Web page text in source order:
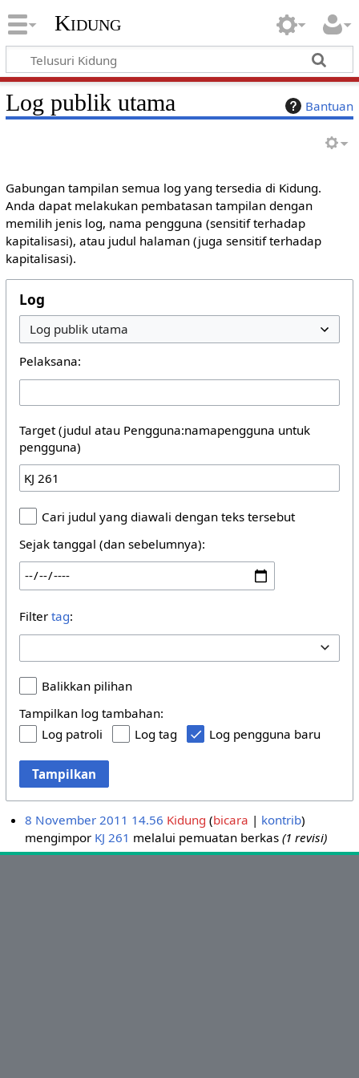
Kidung
Bantuan
Log publik utama
Gabungan tampilan semua log yang tersedia di Kidung.
Anda dapat melakukan pembatasan tampilan dengan
memilih jenis log, nama pengguna (sensitif terhadap
kapitalisasi), atau judul halaman (juga sensitif terhadap
kapitalisasi).
Log
Pelaksana:
Target (judul atau Pengguna:namapengguna untuk
pengguna)
Cari judul yang diawali dengan teks tersebut
Sejak tanggal (dan sebelumnya):
Filter tag:
Balikkan pilihan
Tampilkan log tambahan:
Log patroli
Log tag Log pengguna baru
Tampilkan
8 November 2011 14.56 Kidung bicara
kontrib
mengimpor KJ 261 melalui pemuatan berkas(1 revisi)